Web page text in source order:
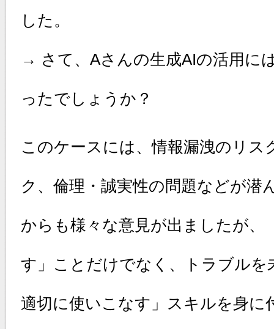
した。
→ さて、Aさんの生成AIの活用に
ったでしょうか？
このケースには、情報漏洩のリス
ク、倫理・誠実性の問題などが潜
からも様々な意見が出ましたが、
す」ことだけでなく、トラブルを
適切に使いこなす」スキルを身に